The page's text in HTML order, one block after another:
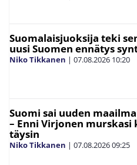
Suomalaisjuoksija teki
uusi Suomen ennätys
Niko Tikkanen | 07.08.2026 10:20
Suomi sai uuden
– Enni Virjonen
täysin
Niko Tikkanen | 07.08.202609:25